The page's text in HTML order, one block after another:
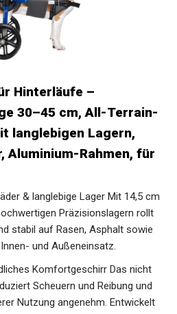
Hinterläufe –
30–45 cm, All-Terrain-
langlebigen Lagern,
Aluminium-Rahmen, für
& langlebige Lager Mit 14,5 cm
Präzisionslagern rollt
stabil auf Rasen, Asphalt sowie
und Außeneinsatz.
Komfortgeschirr Das nicht
Scheuern und Reibung und
Nutzung angenehm. Entwickelt